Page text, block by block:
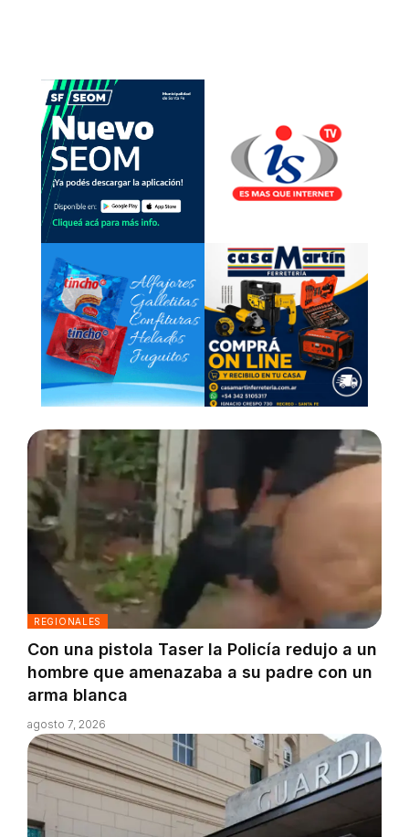
REGIONALES
Con una pistola Taser la Policía redujo a un
hombre que amenazaba a su padre con un
arma blanca
agosto 7, 2026